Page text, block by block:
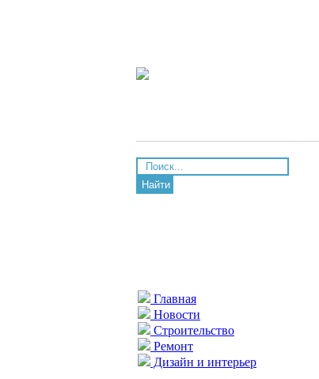
Найти
Главная
Новости
Строительство
Ремонт
Дизайн и интерьер